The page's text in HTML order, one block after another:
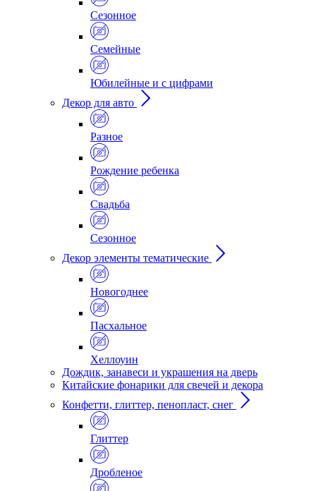
Сезонное
Семейные
Юбилейные и с цифрами
Декор для авто
Разное
Рождение ребенка
Свадьба
Сезонное
Декор элементы тематические
Новогоднее
Пасхальное
Хеллоуин
Дождик, занавеси и украшения на дверь
Китайские фонарики для свечей и декора
Конфетти, глиттер, пенопласт, снег
Глиттер
Дробленое